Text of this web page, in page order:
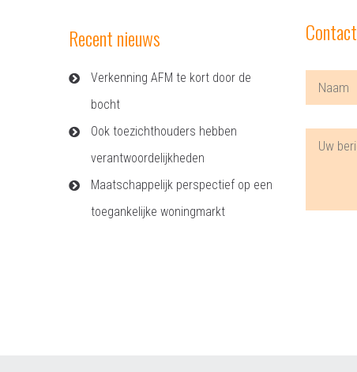
Recent nieuws
Verkenning AFM te kort door de
bocht
Ook toezichthouders hebben
verantwoordelijkheden
Maatschappelijk perspectief op een
toegankelijke woningmarkt
Contact